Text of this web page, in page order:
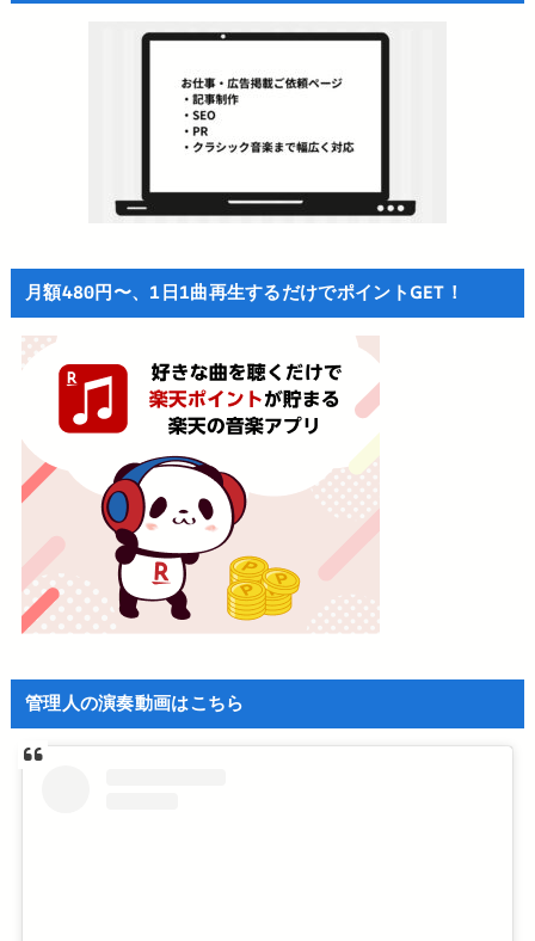
月額480円〜、1日1曲再生するだけでポイントGET！
管理人の演奏動画はこちら